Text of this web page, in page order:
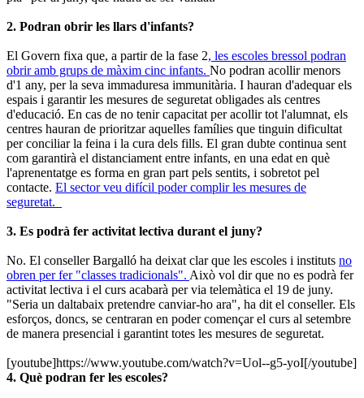
2. Podran obrir les llars d'infants?
El Govern fixa que, a partir de la fase 2, les escoles bressol podran
obrir amb grups de màxim cinc infants. No podran acollir menors
d'1 any, per la seva immaduresa immunitària. I hauran d'adequar els
espais i garantir les mesures de seguretat obligades als centres
d'educació. En cas de no tenir capacitat per acollir tot l'alumnat, els
centres hauran de prioritzar aquelles famílies que tinguin dificultat
per conciliar la feina i la cura dels fills. El gran dubte continua sent
com garantirà el distanciament entre infants, en una edat en què
l'aprenentatge es forma en gran part pels sentits, i sobretot pel
contacte. El sector veu difícil poder complir les mesures de
seguretat.
3. Es podrà fer activitat lectiva durant el juny?
No. El conseller Bargalló ha deixat clar que les escoles i instituts no
obren per fer "classes tradicionals". Això vol dir que no es podrà fer
activitat lectiva i el curs acabarà per via telemàtica el 19 de juny.
"Seria un daltabaix pretendre canviar-ho ara", ha dit el conseller. Els
esforços, doncs, se centraran en poder començar el curs al setembre
de manera presencial i garantint totes les mesures de seguretat.
[youtube]https://www.youtube.com/watch?v=Uol--g5-yoI[/youtube]
4. Què podran fer les escoles?